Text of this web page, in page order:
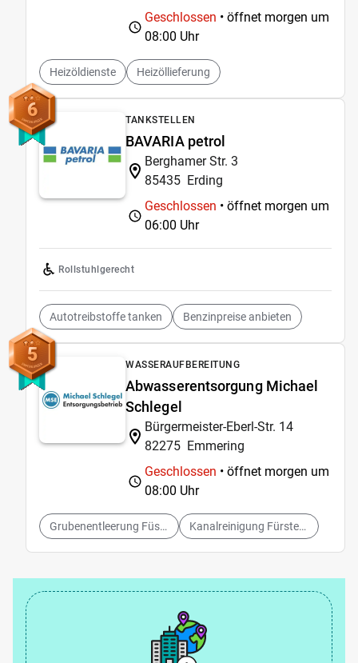
Geschlossen • öffnet morgen um
08:00 Uhr
Heizöldienste Heizöllieferung
6 TANKSTELLEN
BAVARIA petrol
Berghamer Str. 3
85435 Erding
Geschlossen • öffnet morgen um
06:00 Uhr
Rollstuhlgerecht
Autotreibstoffe tanken Benzinpreise anbieten
5 WASSERAUFBEREITUNG
Abwasserentsorgung Michael
Schlegel
Bürgermeister-Eberl-Str. 14
82275 Emmering
Geschlossen • öffnet morgen um
08:00 Uhr
Grubenentleerung Füstenfeldbruck Kanalreinigung Fürstenfeldbruck